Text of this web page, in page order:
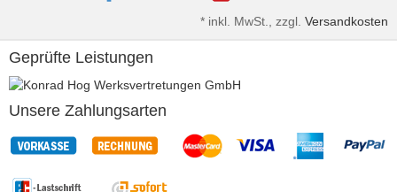
* inkl. MwSt., zzgl. Versandkosten
Geprüfte Leistungen
Unsere Zahlungsarten